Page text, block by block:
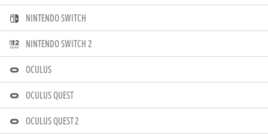
NINTENDO SWITCH
NINTENDO SWITCH 2
OCULUS
OCULUS QUEST
OCULUS QUEST 2